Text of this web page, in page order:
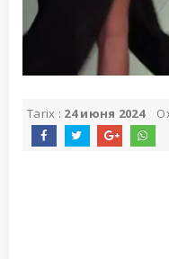
Tarix : 24 июня 2024